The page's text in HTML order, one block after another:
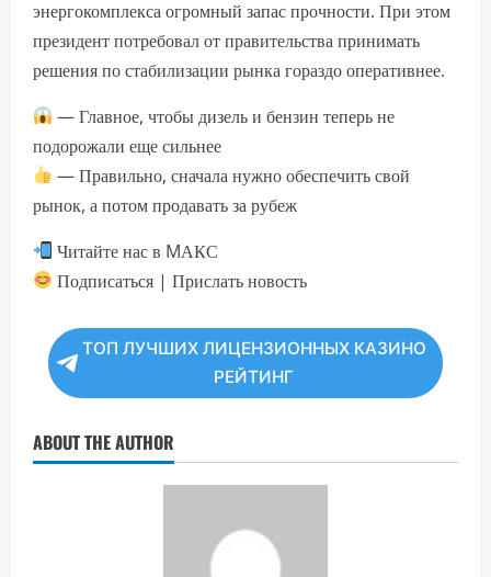
энергокомплекса огромный запас прочности. При этом
президент потребовал от правительства принимать
решения по стабилизации рынка гораздо оперативнее.
— Главное, чтобы дизель и бензин теперь не
подорожали еще сильнее
— Правильно, сначала нужно обеспечить свой
рынок, а потом продавать за рубеж
Читайте нас в MАКС
Подписаться | Прислать новость
ТОП ЛУЧШИХ ЛИЦЕНЗИОННЫХ КАЗИНО
РЕЙТИНГ
ABOUT THE AUTHOR